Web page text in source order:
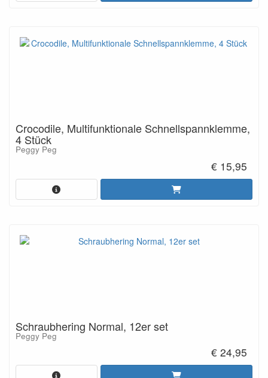
Crocodile, Multifunktionale Schnellspannklemme,
4 Stück
Peggy Peg
€ 15,95
Schraubhering Normal, 12er set
Peggy Peg
€ 24,95